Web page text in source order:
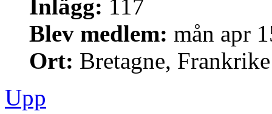
Inlägg: 117
Blev medlem: mån apr
Ort: Bretagne, Frankrike
Upp